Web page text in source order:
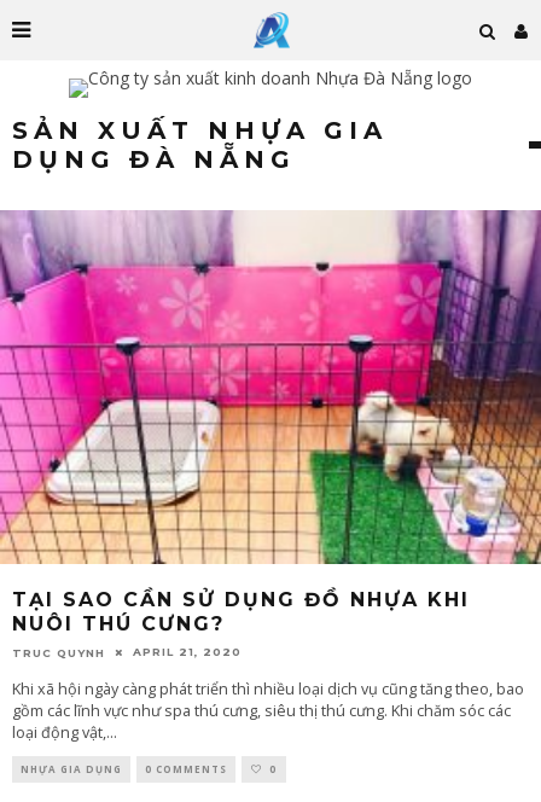
SẢN XUẤT NHỰA GIA
DỤNG ĐÀ NẴNG
TẠI SAO CẦN SỬ DỤNG ĐỒ NHỰA KHI
NUÔI THÚ CƯNG?
TRUC QUYNH APRIL 21, 2020
Khi xã hội ngày càng phát triển thì nhiều loại dịch vụ cũng tăng theo, bao
gồm các lĩnh vực như spa thú cưng, siêu thị thú cưng. Khi chăm sóc các
loại động vật,...
NHỰA GIA DỤNG 0 COMMENTS 0